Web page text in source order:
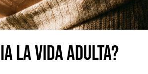
la vida adulta?